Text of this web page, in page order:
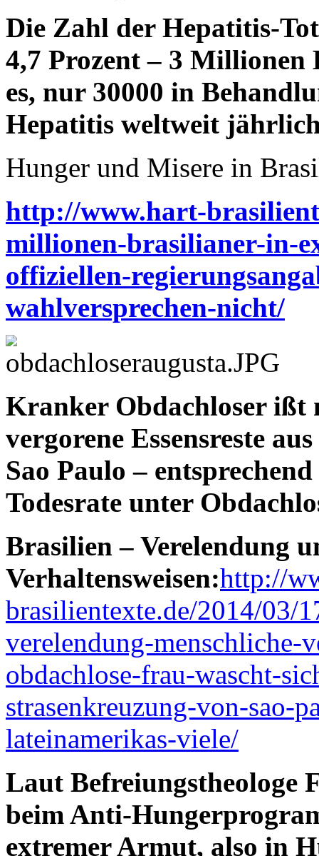
Die Zahl der Hepatitis-
4,7 Prozent – 3
es, nur 30000 in
Hepatitis weltweit
Hunger und Misere in
http://www.hart-
millionen-brasilianer-in-
offiziellen-
wahlversprechen-nicht/
Kranker Obdachloser ißt
vergorene Essensreste
Sao Paulo –
Todesrate unter
Brasilien – Verelendung
Verhaltensweisen:http://
brasilientexte.de/2014/03/
verelendung-menschliche-
obdachlose-frau-wascht-
strasenkreuzung-von-sao-
lateinamerikas-viele/
Laut Befreiungstheologe
beim Anti-
extremer Armut, also in